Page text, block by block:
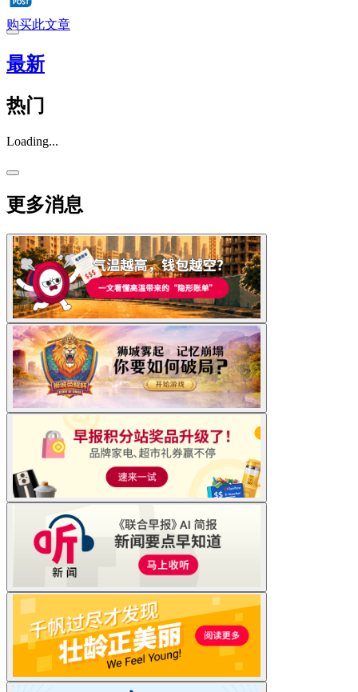
购买此文章
最新
热门
Loading...
更多消息